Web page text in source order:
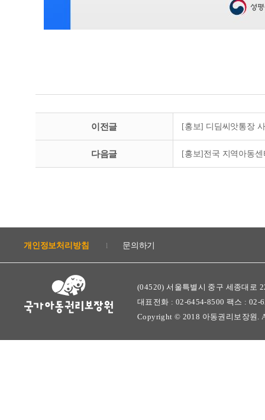
이전글 [홍보] 디딤씨앗통장
다음글 [홍보]전국 지역아동
개인정보처리방침 문의하기
(04520) 서울특별시 중구 세종대로
대표전화 : 02-6454-8500 팩스 : 02-
Copyright © 2018 아동권리보장원.